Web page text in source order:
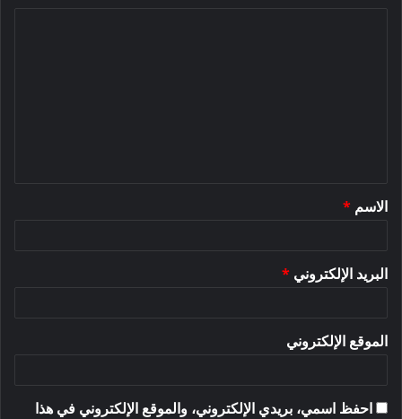
*
الاسم *
البريد الإلكتروني *
الموقع الإلكتروني
احفظ اسمي، بريدي الإلكتروني، والموقع الإلكتروني في هذا